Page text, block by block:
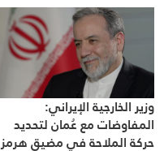
وزير الخارجية الإيراني:
المفاوضات مع عُمان لتحديد
حركة الملاحة في مضيق هرمز